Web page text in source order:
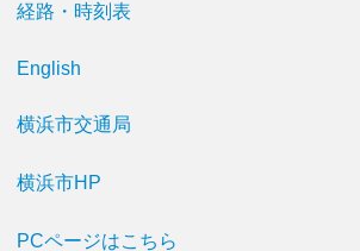
経路・時刻表
English
横浜市交通局
横浜市HP
PCページはこちら